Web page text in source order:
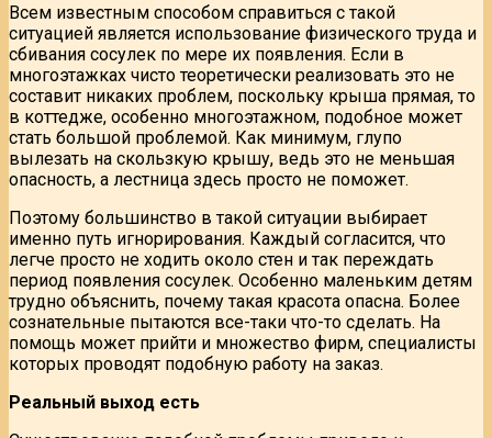
Всем известным способом справиться с такой
ситуацией является использование физического труда и
сбивания сосулек по мере их появления. Если в
многоэтажках чисто теоретически реализовать это не
составит никаких проблем, поскольку крыша прямая, то
в коттедже, особенно многоэтажном, подобное может
стать большой проблемой. Как минимум, глупо
вылезать на скользкую крышу, ведь это не меньшая
опасность, а лестница здесь просто не поможет.
Поэтому большинство в такой ситуации выбирает
именно путь игнорирования. Каждый согласится, что
легче просто не ходить около стен и так переждать
период появления сосулек. Особенно маленьким детям
трудно объяснить, почему такая красота опасна. Более
сознательные пытаются все-таки что-то сделать. На
помощь может прийти и множество фирм, специалисты
которых проводят подобную работу на заказ.
Реальный выход есть